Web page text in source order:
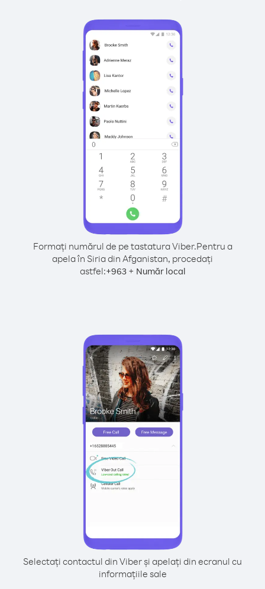
Formați numărul de pe tastatura Viber.Pentru a
apela în Siria din Afganistan, procedați
astfel:+963+ Număr local
Selectați contactul din Viber și apelați din ecranul cu
informațiile sale